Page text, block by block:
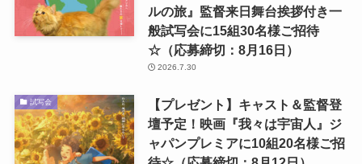
ルの旅』監督来日舞台挨拶付き一
般試写会に15組30名様ご招待
☆（応募締切：8月16日）
2026.7.30
試写会
【プレゼント】キャスト＆監督登
壇予定！映画『我々は宇宙人』ジ
ャパンプレミアに10組20名様ご招